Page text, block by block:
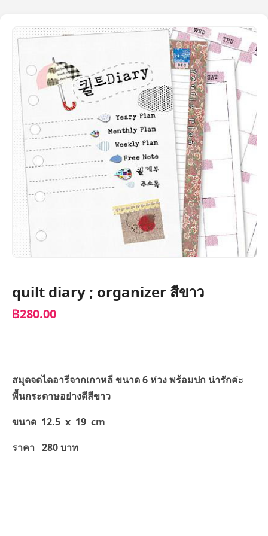
quilt diary ; organizer สีขาว
฿280.00
สมุดจดไดอารีจากเกาหลี ขนาด 6 ห่วง พร้อมปก น่ารักค่ะ
พื้นกระดาษอย่างดีสีขาว
ขนาด 12.5 x 19 cm
ราคา 280 บาท